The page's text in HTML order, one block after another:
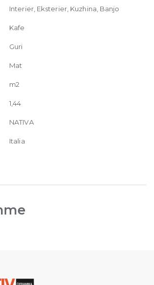
Interier, Eksterier, Kuzhina, Banjo
Kafe
Guri
Mat
m2
1,44
NATIVA
Italia